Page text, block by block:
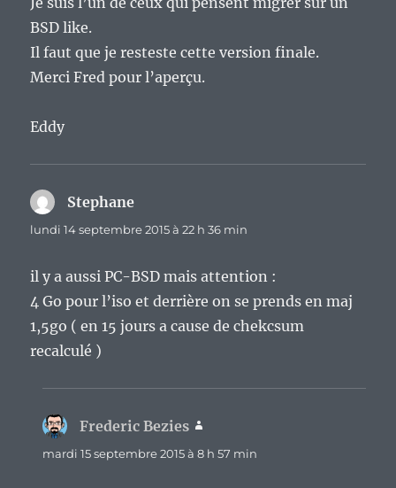
BSD like.
Il faut que je resteste cette version finale.
Merci Fred pour l’aperçu.
Eddy
Stephane
lundi 14 septembre 2015 à 22 h 36 min
il y a aussi PC-BSD mais attention :
4 Go pour l’iso et derrière on se prends en maj
1,5go ( en 15 jours a cause de chekcsum
recalculé )
Frederic Bezies
mardi 15 septembre 2015 à 8 h 57 min